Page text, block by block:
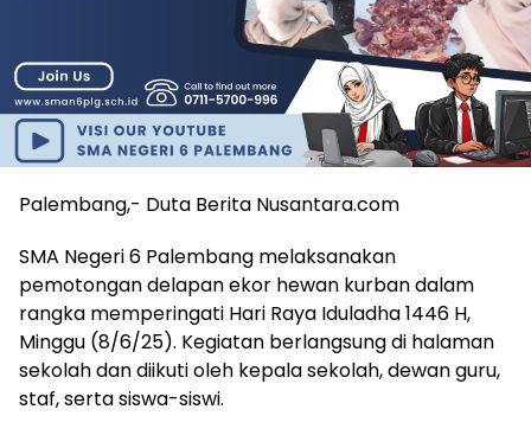
Palembang,- Duta Berita Nusantara.com
SMA Negeri 6 Palembang melaksanakan
pemotongan delapan ekor hewan kurban dalam
rangka memperingati Hari Raya Iduladha 1446 H,
Minggu (8/6/25). Kegiatan berlangsung di halaman
sekolah dan diikuti oleh kepala sekolah, dewan guru,
staf, serta siswa-siswi.